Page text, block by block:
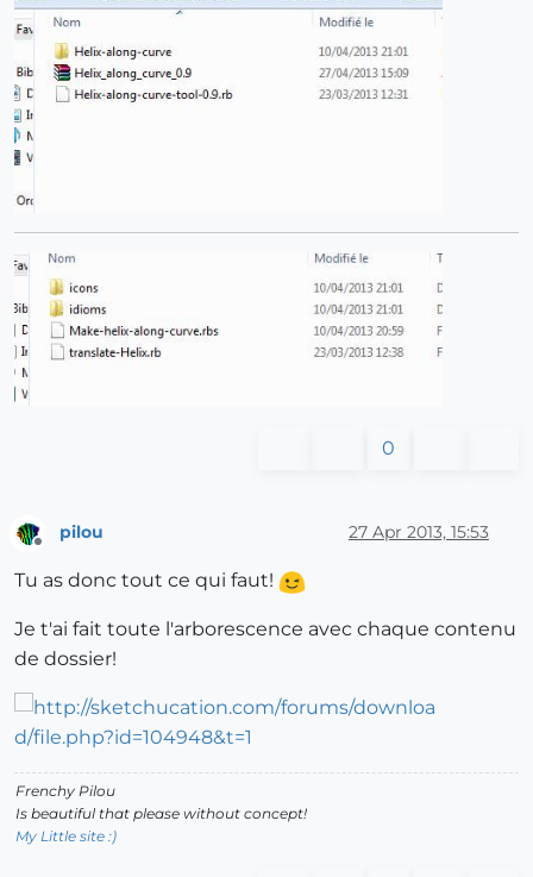
0
pilou 27 Apr 2013, 15:53
Tu as donc tout ce qui faut!
Je t'ai fait toute l'arborescence avec chaque contenu
de dossier!
Frenchy Pilou
Is beautiful that please without concept!
My Little site :)